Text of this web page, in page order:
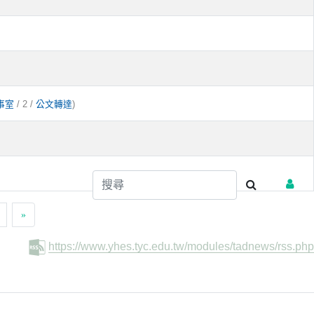
室 / 2 / 公文轉達)
»
https://www.yhes.tyc.edu.tw/modules/tadnews/rss.php